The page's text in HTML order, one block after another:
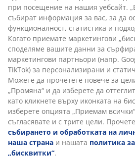
при посещение на нашия уебсайт.
събират информация за вас, за да
функционалност, статистика и
Когато приемате маркетингови
споделяме вашите данни за
маркетингови партньори (напр.
TikTok) за персонализирани и
Можете да прочетете повече за
„Промяна“ и да изберете да
като кликнете върху иконката на
изберете опцията „Приемам
съгласявате и с трите цели.
събирането и обработката на
наша страна и нашата политика
„бисквитки“.